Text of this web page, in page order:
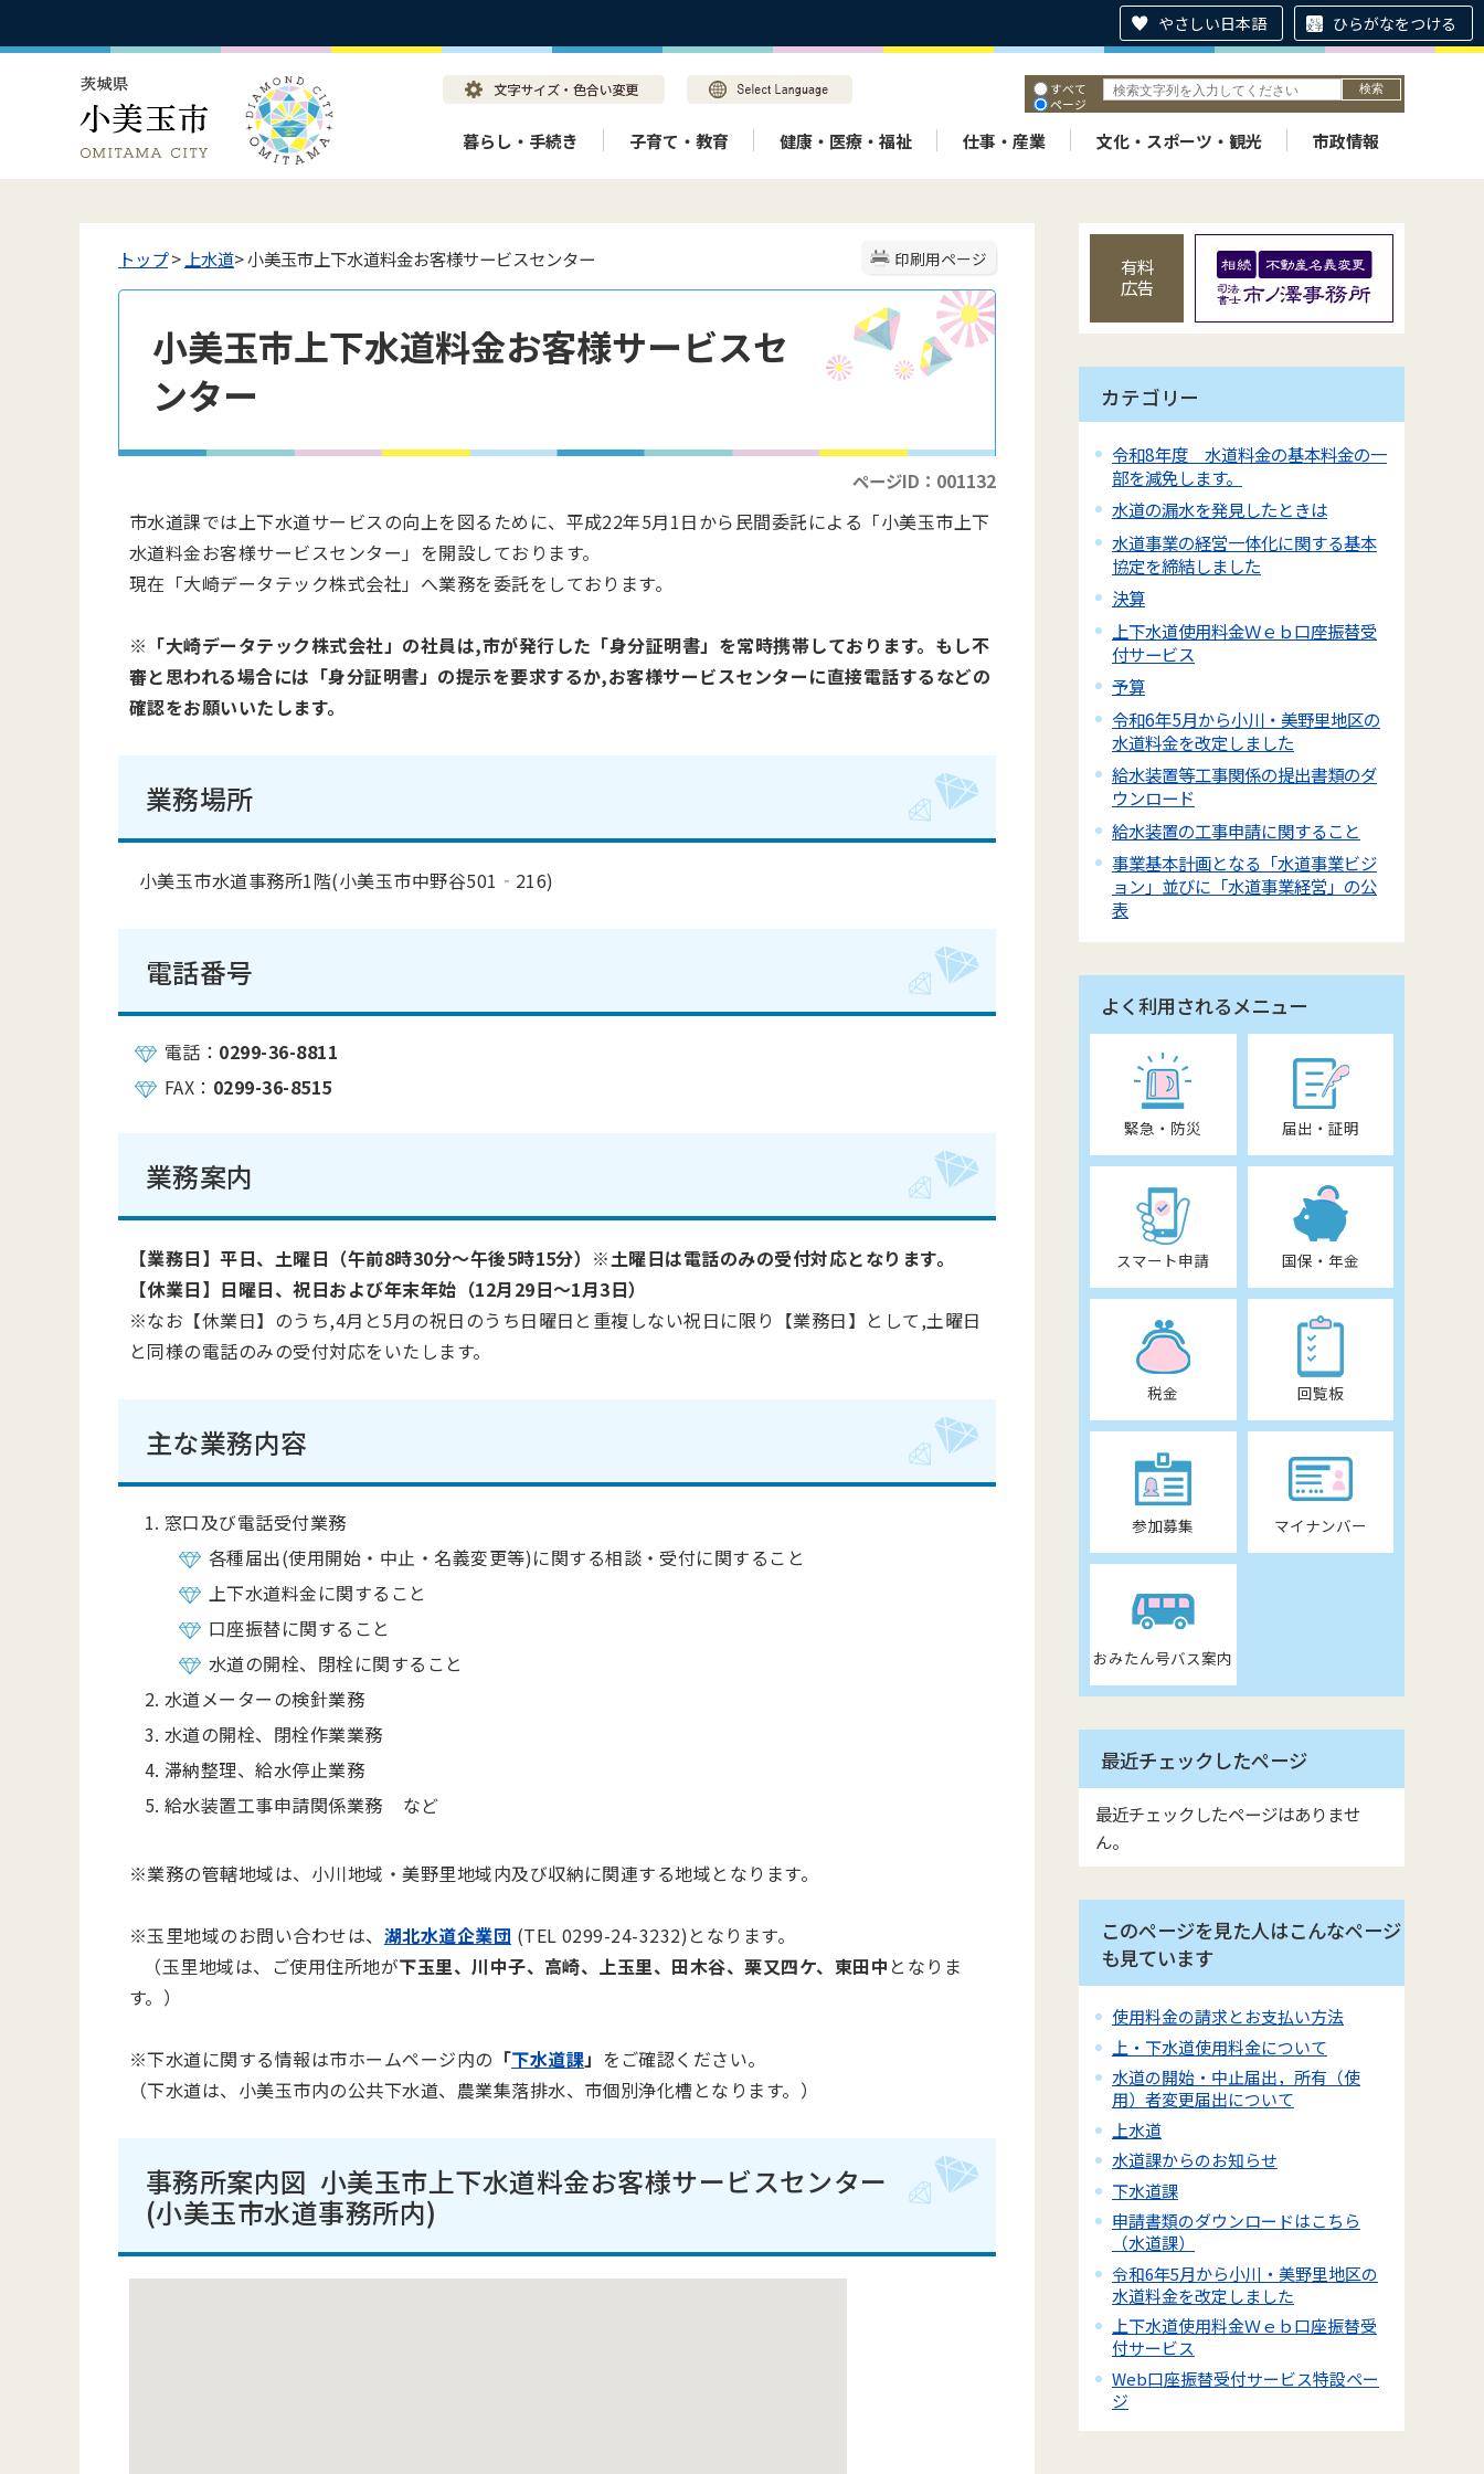
やさしい日本語 ひらがなをつける
すべて
ページ
暮らし・手続き 子育て・教育 健康・医療・福祉 仕事・産業 文化・スポーツ・観光 市政情報
印刷用ページ
トップ> 上水道> 小美玉市上下水道料金お客様サービスセンター
小美玉市上下水道料金お客様サービスセ
ンター
ページID：001132
市水道課では上下水道サービスの向上を図るために、平成22年5月1日から民間委託による「小美玉市上下
水道料金お客様サービスセンター」を開設しております。
現在「大崎データテック株式会社」へ業務を委託をしております。
※ 「大崎データテック株式会社」の社員は,市が発行した「身分証明書」を常時携帯しております。もし不
審と思われる場合には「身分証明書」の提示を要求するか,お客様サービスセンターに直接電話するなどの
確認をお願いいたします。
業務場所
小美玉市水道事務所1階(小美玉市中野谷501‐216)
電話番号
電話： 0299-36-8811
FAX： 0299-36-8515
業務案内
【業務日】平日、土曜日（午前8時30分～午後5時15分）※土曜日は電話のみの受付対応となります。
【休業日】日曜日、祝日および年末年始（12月29日～1月3日）
※なお【休業日】のうち,4月と5月の祝日のうち日曜日と重複しない祝日に限り【業務日】として,土曜日
と同様の電話のみの受付対応をいたします。
主な業務内容
窓口及び電話受付業務
各種届出(使用開始・中止・名義変更等)に関する相談・受付に関すること
上下水道料金に関すること
口座振替に関すること
水道の開栓、閉栓に関すること
水道メーターの検針業務
水道の開栓、閉栓作業業務
滞納整理、給水停止業務
給水装置工事申請関係業務 など
※業務の管轄地域は、小川地域・美野里地域内及び収納に関連する地域となります。
※玉里地域のお問い合わせは、 湖北水道企業団 (TEL 0299-24-3232)となります。
（玉里地域は、ご使用住所地が下玉里、川中子、高崎、上玉里、田木谷、栗又四ケ、東田中 となりま
す。）
※下水道に関する情報は市ホームページ内の 「下水道課」 をご確認ください。
（下水道は、小美玉市内の公共下水道、農業集落排水、市個別浄化槽となります。）
事務所案内図 小美玉市上下水道料金お客様サービスセンター
(小美玉市水道事務所内)
有料
広告
カテゴリー
令和8年度 水道料金の基本料金の一
部を減免します。
水道の漏水を発見したときは
水道事業の経営一体化に関する基本
協定を締結しました
決算
上下水道使用料金Ｗｅｂ口座振替受
付サービス
予算
令和6年5月から小川・美野里地区の
水道料金を改定しました
給水装置等工事関係の提出書類のダ
ウンロード
給水装置の工事申請に関すること
事業基本計画となる「水道事業ビジ
ョン」並びに「水道事業経営」の公
表
よく利用されるメニュー
緊急・防災 届出・証明
スマート申請 国保・年金
税金 回覧板
参加募集 マイナンバー
おみたん号バス案内
最近チェックしたページ
最近チェックしたページはありませ
ん。
このページを見た人はこんなページ
も見ています
使用料金の請求とお支払い方法
上・下水道使用料金について
水道の開始・中止届出，所有（使
用）者変更届出について
上水道
水道課からのお知らせ
下水道課
申請書類のダウンロードはこちら
（水道課）
令和6年5月から小川・美野里地区の
水道料金を改定しました
上下水道使用料金Ｗｅｂ口座振替受
付サービス
Web口座振替受付サービス特設ペー
ジ